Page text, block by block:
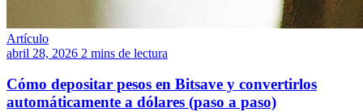
Artículo
abril 28, 2026 2 mins de lectura
Cómo depositar pesos en Bitsave y convertirlos
automáticamente a dólares (paso a paso)